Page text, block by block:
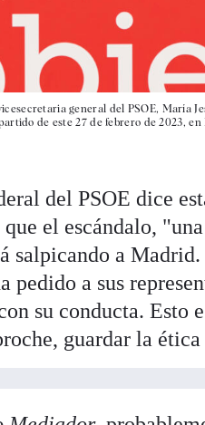
general del PSOE, María
de este 27 de febrero de 2023,
del PSOE dice
que el escándalo,
salpicando a
pedido a sus
su conducta. Esto
guardar la